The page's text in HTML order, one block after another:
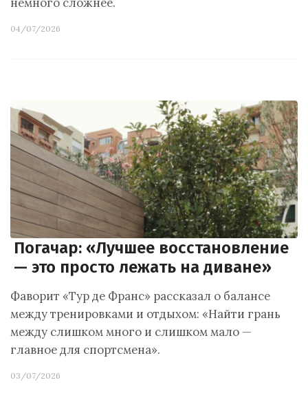
04/07/2026
Погачар: «Лучшее восстановление
— это просто лежать на диване»
Фаворит «Тур де Франс» рассказал о балансе
между тренировками и отдыхом: «Найти грань
между слишком много и слишком мало —
главное для спортсмена».
03/07/2026